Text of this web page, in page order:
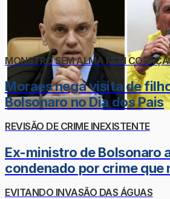
MONSTRO SEM ALMA NEM
Moraes nega visita de
Bolsonaro no Dia dos Pais
REVISÃO DE CRIME INEXISTENTE
Ex-ministro de Bolsonaro
condenado por crime que
EVITANDO INVASÃO DAS ÁGUAS